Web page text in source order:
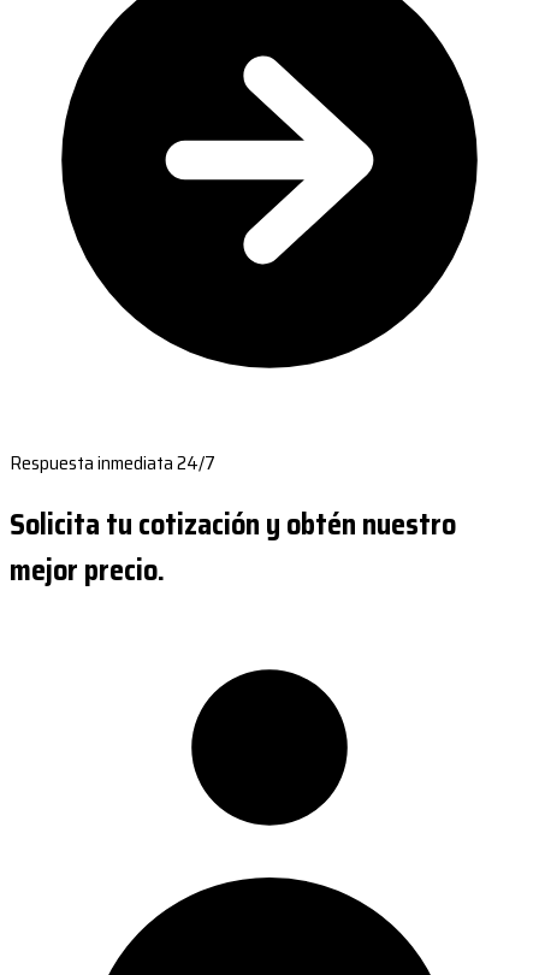
Respuesta inmediata 24/7
Solicita tu cotización y obtén nuestro
mejor precio.